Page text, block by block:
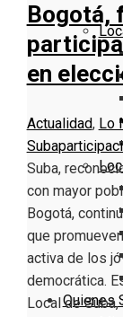
Quienes
Bogotá,
en
Actualidad, Lo
Suba
Suba,
con mayor
Bogotá,
que
activa de los
democrática.
Local de